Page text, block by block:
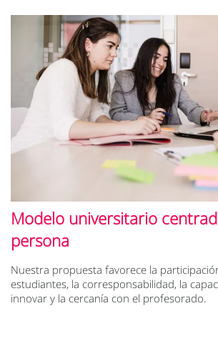
Modelo universitario
persona
Nuestra propuesta favorece la
estudiantes, la corresponsabilidad, la
innovar y la cercanía con el profesorado.